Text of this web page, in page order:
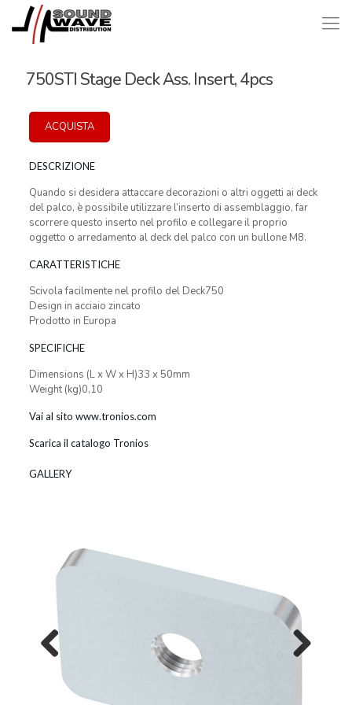
750STI Stage Deck Ass. Insert, 4pcs
ACQUISTA
DESCRIZIONE
Quando si desidera attaccare decorazioni o altri oggetti ai deck
del palco, è possibile utilizzare l’inserto di assemblaggio, far
scorrere questo inserto nel profilo e collegare il proprio
oggetto o arredamento al deck del palco con un bullone M8.
CARATTERISTICHE
Scivola facilmente nel profilo del Deck750
Design in acciaio zincato
Prodotto in Europa
SPECIFICHE
Dimensions (L x W x H)33 x 50mm
Weight (kg)0,10
Vai al sito www.tronios.com
Scarica il catalogo Tronios
GALLERY